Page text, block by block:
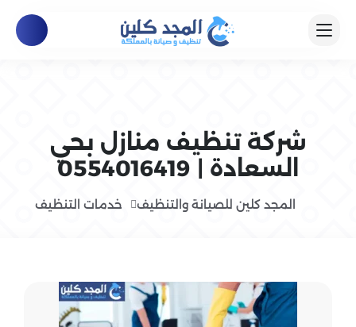
شركة تنظيف منازل بحي
السعادة | 0554016419
المجد كلين للصيانة والتنظيف خدمات التنظيف